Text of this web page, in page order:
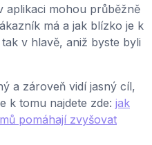
aplikaci mohou průběžně
má a jak blízko je k
v hlavě, aniž byste byli
a zároveň vidí jasný cíl,
k tomu najdete zde: jak
pomáhají zvyšovat